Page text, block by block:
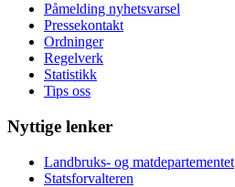
Påmelding nyhetsvarsel
Pressekontakt
Ordninger
Regelverk
Statistikk
Tips oss
Nyttige lenker
Landbruks- og matdepartementet
Statsforvalteren